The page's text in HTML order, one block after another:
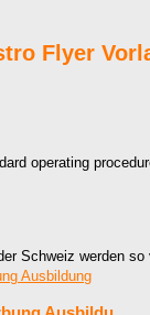
Flyer
operating
Schweiz werden so